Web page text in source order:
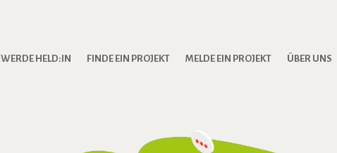
WERDE HELD:IN FINDE EIN PROJEKT MELDE EIN PROJEKT ÜBER UNS